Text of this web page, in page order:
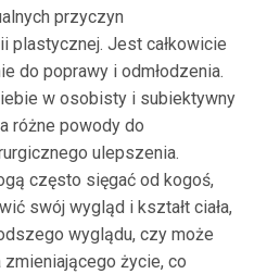
przyczyn
plastycznej. Jest całkowicie
do poprawy i odmłodzenia.
w osobisty i subiektywny
różne powody do
ulepszenia.
często sięgać od kogoś,
swój wygląd i kształt ciała,
wyglądu, czy może
życie, co